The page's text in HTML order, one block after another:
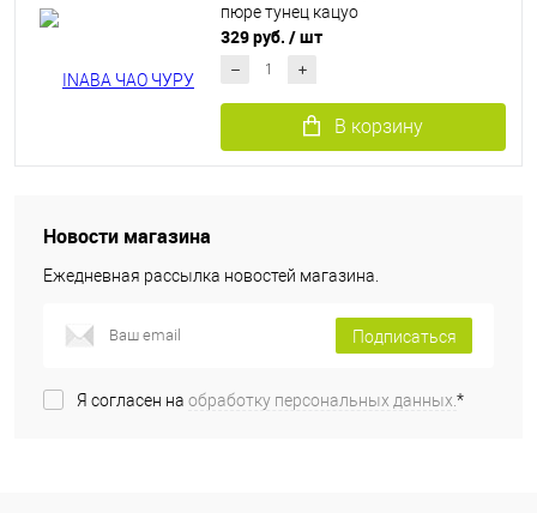
пюре тунец кацуо
329 руб. / шт
В корзину
Новости магазина
Ежедневная рассылка новостей магазина.
Подписаться
Я согласен на обработку персональных данных.*